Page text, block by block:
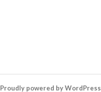
Proudly powered by WordPress